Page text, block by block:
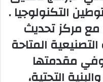
التكنولوجيا .
مع مركز تحديث
المتاحة
وفي مقدمتها
التحتية،